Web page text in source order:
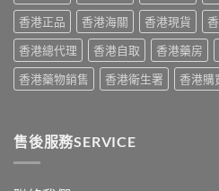
整
教
學〉
中
用
經
驗
與
安
全
南〉
香港正品
香港海關 香港現貨
香港總代理
香港自取 香港藥房
香港藥物銷售
香港衛生署 香港購
售後服務SERVICE